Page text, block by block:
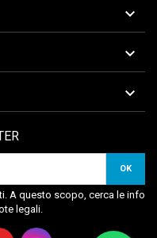



A questo scopo, cerca le info
legali.